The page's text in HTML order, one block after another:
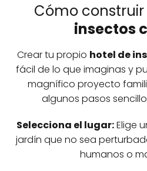
Cómo construir
insectos
Crear tu propio hotel de
fácil de lo que imaginas y
magnífico proyecto
algunos pasos
Selecciona el lugar:Elige
jardín que no sea
humanos o